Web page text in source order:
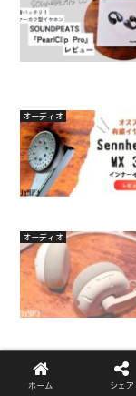
オーディオ
オーディオ
オーディオ
ホーム シェア